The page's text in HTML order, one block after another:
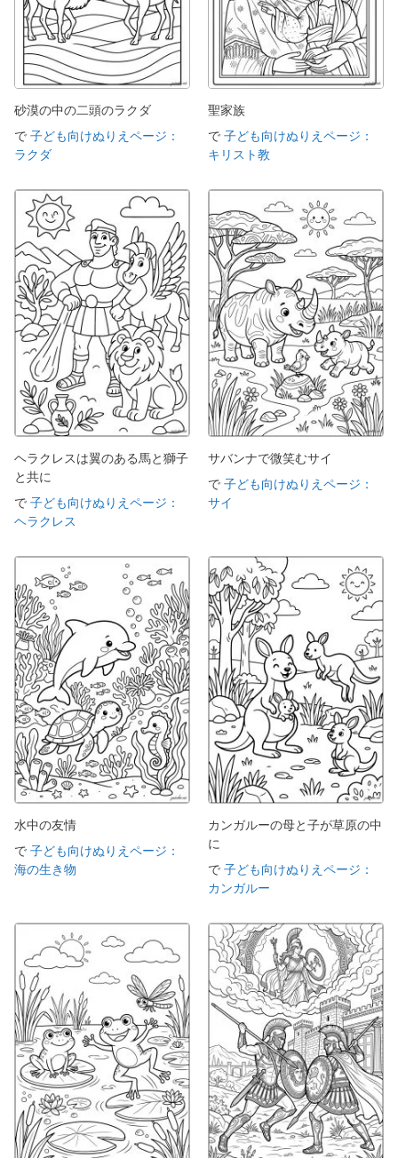
砂漠の中の二頭のラクダ
で 子ども向けぬりえページ：
ラクダ
聖家族
で 子ども向けぬりえページ：
キリスト教
ヘラクレスは翼のある馬と獅子
と共に
で 子ども向けぬりえページ：
ヘラクレス
サバンナで微笑むサイ
で 子ども向けぬりえページ：
サイ
水中の友情
で 子ども向けぬりえページ：
海の生き物
カンガルーの母と子が草原の中
に
で 子ども向けぬりえページ：
カンガルー